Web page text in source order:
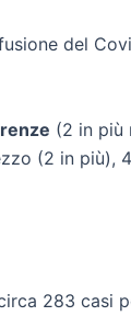
del
(2 in più
(2 in più),
283 casi